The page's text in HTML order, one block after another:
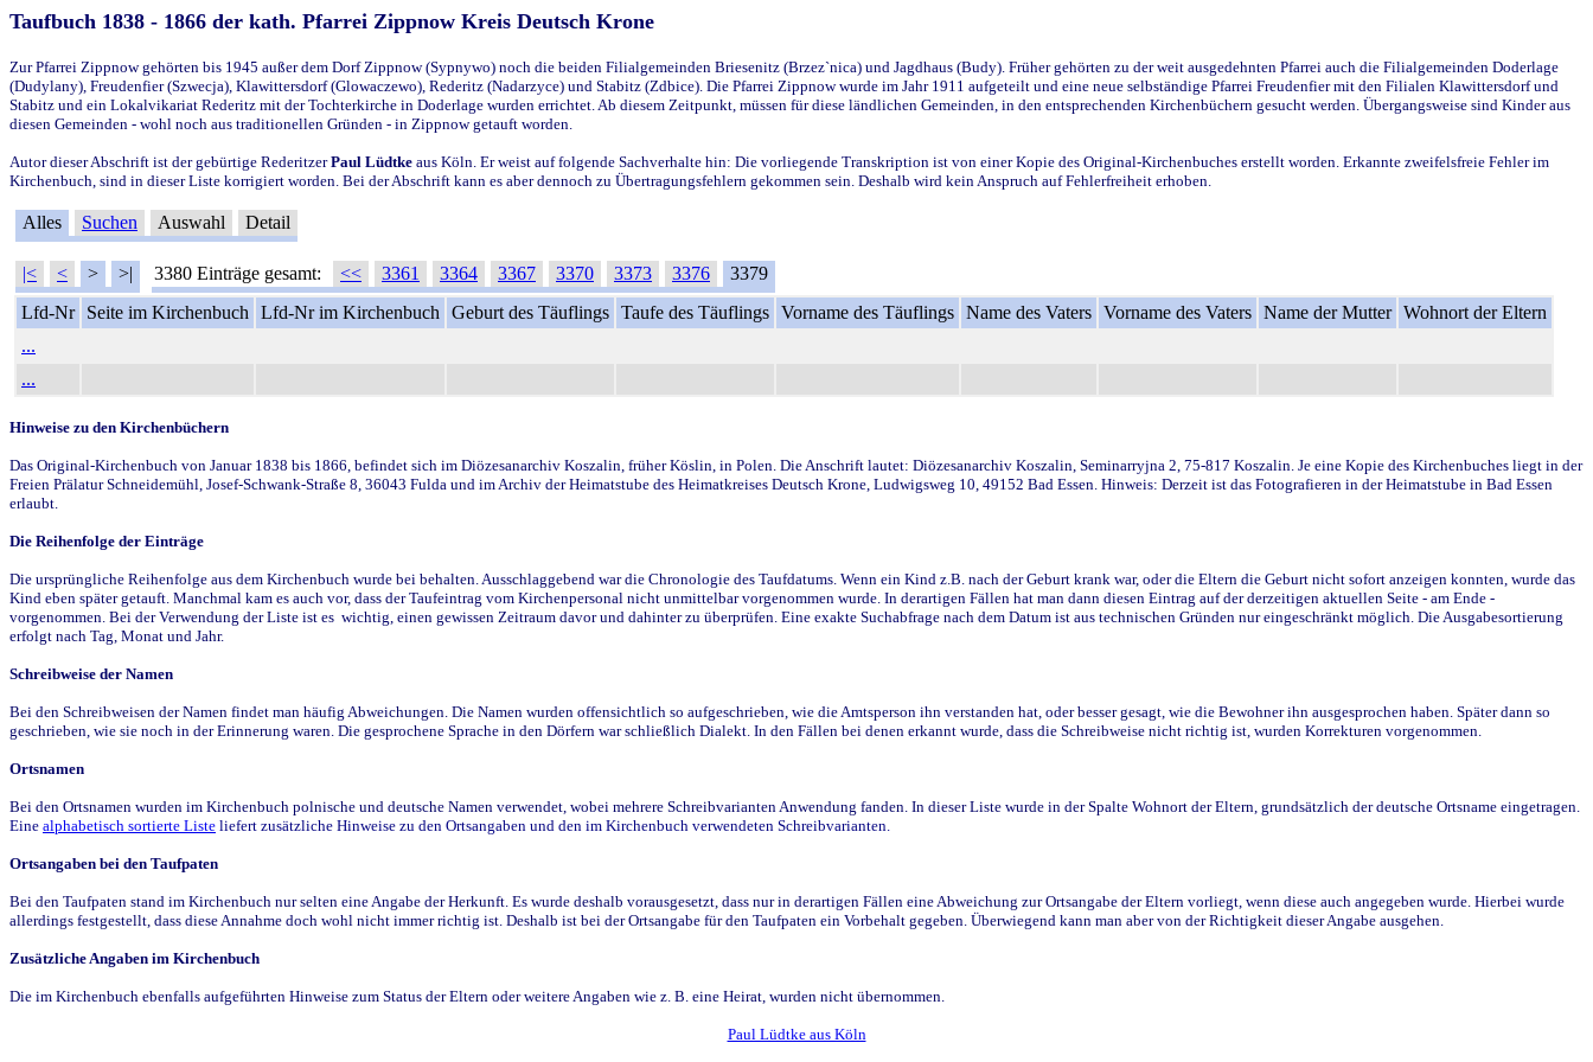
Taufbuch 1838 - 1866 der kath. Pfarrei Zippnow Kreis Deutsch Krone
Zur Pfarrei Zippnow gehörten bis 1945 außer dem Dorf Zippnow (Sypnywo) noch die beiden Filialgemeinden Briesenitz (Brzez`nica) und Jagdhaus (Budy). Früher gehörten zu der weit ausgedehnten Pfarrei auch die Filialgemeinden Doderlage
(Dudylany), Freudenfier (Szwecja), Klawittersdorf (Glowaczewo), Rederitz (Nadarzyce) und Stabitz (Zdbice). Die Pfarrei Zippnow wurde im Jahr 1911 aufgeteilt und eine neue selbständige Pfarrei Freudenfier mit den Filialen Klawittersdorf und
Stabitz und ein Lokalvikariat Rederitz mit der Tochterkirche in Doderlage wurden errichtet. Ab diesem Zeitpunkt, müssen für diese ländlichen Gemeinden, in den entsprechenden Kirchenbüchern gesucht werden. Übergangsweise sind Kinder aus
diesen Gemeinden - wohl noch aus traditionellen Gründen - in Zippnow getauft worden.
Autor dieser Abschrift ist der gebürtige RederitzerPaul Lüdtke aus Köln. Er weist auf folgende Sachverhalte hin: Die vorliegende Transkription ist von einer Kopie des Original-Kirchenbuches erstellt worden. Erkannte zweifelsfreie Fehler im
Kirchenbuch, sind in dieser Liste korrigiert worden. Bei der Abschrift kann es aber dennoch zu Übertragungsfehlern gekommen sein. Deshalb wird kein Anspruch auf Fehlerfreiheit erhoben.
Alles Suchen Auswahl Detail
|< < > >| 3380 Einträge gesamt: << 3361 3364 3367 3370 3373 3376
3379
Lfd-Nr
Seite im Kirchenbuch Lfd-Nr im Kirchenbuch Geburt des Täuflings Taufe des Täuflings Vorname des Täuflings Name des Vaters Vorname des Vaters Name der Mutter Wohnort der Eltern
...
...
Hinweise zu den Kirchenbüchern
Das Original-Kirchenbuch von Januar 1838 bis 1866, befindet sich im Diözesanarchiv Koszalin, früher Köslin, in Polen. Die Anschrift lautet: Diözesanarchiv Koszalin, Seminarryjna 2, 75-817 Koszalin. Je eine Kopie des Kirchenbuches liegt in der
Freien Prälatur Schneidemühl, Josef-Schwank-Straße 8, 36043 Fulda und im Archiv der Heimatstube des Heimatkreises Deutsch Krone, Ludwigsweg 10, 49152 Bad Essen. Hinweis: Derzeit ist das Fotografieren in der Heimatstube in Bad Essen
erlaubt.
Die Reihenfolge der Einträge
Die ursprüngliche Reihenfolge aus dem Kirchenbuch wurde bei behalten. Ausschlaggebend war die Chronologie des Taufdatums. Wenn ein Kind z.B. nach der Geburt krank war, oder die Eltern die Geburt nicht sofort anzeigen konnten, wurde das
Kind eben später getauft. Manchmal kam es auch vor, dass der Taufeintrag vom Kirchenpersonal nicht unmittelbar vorgenommen wurde. In derartigen Fällen hat man dann diesen Eintrag auf der derzeitigen aktuellen Seite - am Ende -
vorgenommen. Bei der Verwendung der Liste ist es wichtig, einen gewissen Zeitraum davor und dahinter zu überprüfen. Eine exakte Suchabfrage nach dem Datum ist aus technischen Gründen nur eingeschränkt möglich. Die Ausgabesortierung
erfolgt nach Tag, Monat und Jahr.
Schreibweise der Namen
Bei den Schreibweisen der Namen findet man häufig Abweichungen. Die Namen wurden offensichtlich so aufgeschrieben, wie die Amtsperson ihn verstanden hat, oder besser gesagt, wie die Bewohner ihn ausgesprochen haben. Später dann so
geschrieben, wie sie noch in der Erinnerung waren. Die gesprochene Sprache in den Dörfern war schließlich Dialekt. In den Fällen bei denen erkannt wurde, dass die Schreibweise nicht richtig ist, wurden Korrekturen vorgenommen.
Ortsnamen
Bei den Ortsnamen wurden im Kirchenbuch polnische und deutsche Namen verwendet, wobei mehrere Schreibvarianten Anwendung fanden. In dieser Liste wurde in der Spalte Wohnort der Eltern, grundsätzlich der deutsche Ortsname eingetragen.
Eine alphabetisch sortierte Liste liefert zusätzliche Hinweise zu den Ortsangaben und den im Kirchenbuch verwendeten Schreibvarianten.
Ortsangaben bei den Taufpaten
Bei den Taufpaten stand im Kirchenbuch nur selten eine Angabe der Herkunft. Es wurde deshalb vorausgesetzt, dass nur in derartigen Fällen eine Abweichung zur Ortsangabe der Eltern vorliegt, wenn diese auch angegeben wurde. Hierbei wurde
allerdings festgestellt, dass diese Annahme doch wohl nicht immer richtig ist. Deshalb ist bei der Ortsangabe für den Taufpaten ein Vorbehalt gegeben. Überwiegend kann man aber von der Richtigkeit dieser Angabe ausgehen.
Zusätzliche Angaben im Kirchenbuch
Die im Kirchenbuch ebenfalls aufgeführten Hinweise zum Status der Eltern oder weitere Angaben wie z. B. eine Heirat, wurden nicht übernommen.
Paul Lüdtke aus Köln